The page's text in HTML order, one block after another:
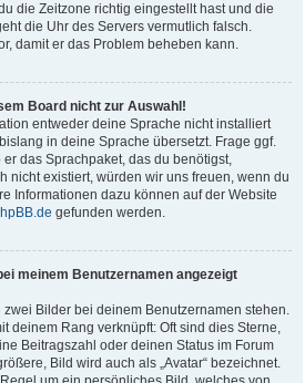
die Zeitzone richtig eingestellt hast und die
die Uhr des Servers vermutlich falsch.
damit er das Problem beheben kann.
Board nicht zur Auswahl!
entweder deine Sprache nicht installiert
in deine Sprache übersetzt. Frage ggf.
das Sprachpaket, das du benötigst,
nicht existiert, würden wir uns freuen, wenn du
Informationen dazu können auf der Website
gefunden werden.
meinem Benutzernamen angezeigt
zwei Bilder bei deinem Benutzernamen stehen.
deinem Rang verknüpft: Oft sind dies Sterne,
Beitragszahl oder deinen Status im Forum
Bild wird auch als „Avatar“ bezeichnet.